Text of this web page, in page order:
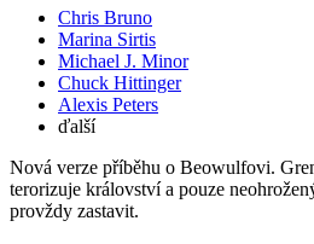
Chris Bruno
Marina Sirtis
Michael J. Minor
Chuck Hittinger
Alexis Peters
ďalší
Nová verze příběhu o Beowulfovi.
terorizuje království a pouze
provždy zastavit.